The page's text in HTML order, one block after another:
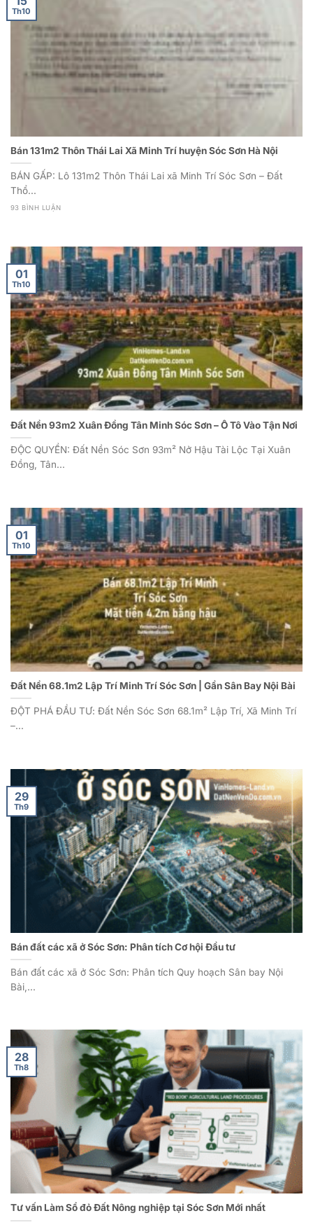
Bán 131m2 Thôn Thái Lai Xã Minh Trí huyện Sóc Sơn Hà Nội
BÁN GẤP: Lô 131m2 Thôn Thái Lai xã Minh Trí Sóc Sơn – Đất
Thổ...
93 BÌNH LUẬN
Th10
Đất Nền 93m2 Xuân Đồng Tân Minh Sóc Sơn – Ô Tô Vào Tận Nơi
ĐỘC QUYỀN: Đất Nền Sóc Sơn 93m² Nở Hậu Tài Lộc Tại Xuân
Đồng, Tân...
01
Th10
Đất Nền 68.1m2 Lập Trí Minh Trí Sóc Sơn | Gần Sân Bay Nội Bài
ĐỘT PHÁ ĐẦU TƯ: Đất Nền Sóc Sơn 68.1m² Lập Trí, Xã Minh Trí
–...
01
Th10
Bán đất các xã ở Sóc Sơn: Phân tích Cơ hội Đầu tư
Bán đất các xã ở Sóc Sơn: Phân tích Quy hoạch Sân bay Nội
Bài,...
29
Th9
Tư vấn Làm Sổ đỏ Đất Nông nghiệp tại Sóc Sơn Mới nhất
28
Th8